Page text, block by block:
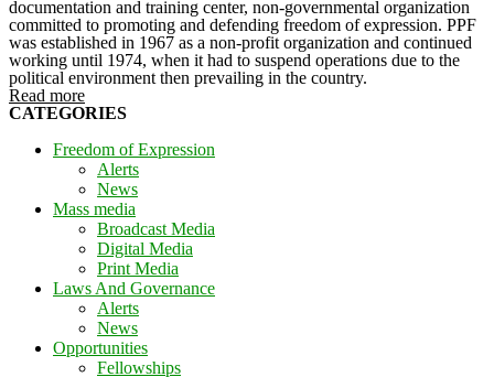
documentation and training center, non-governmental organization
committed to promoting and defending freedom of expression. PPF
was established in 1967 as a non-profit organization and continued
working until 1974, when it had to suspend operations due to the
political environment then prevailing in the country.
Read more
CATEGORIES
Freedom of Expression
Alerts
News
Mass media
Broadcast Media
Digital Media
Print Media
Laws And Governance
Alerts
News
Opportunities
Fellowships